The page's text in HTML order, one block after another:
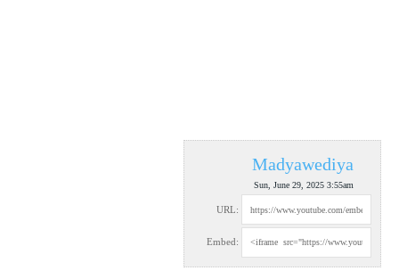
Madyawediya
Sun, June 29, 2025 3:55am
URL:
Embed: